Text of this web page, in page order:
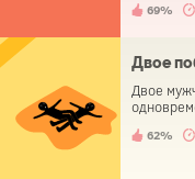
о краже.
69%
Двое
Двое
62%